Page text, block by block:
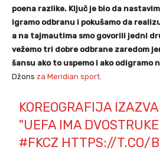
poena razlike. Ključ je bio da
igramo odbranu i pokušamo da
a na tajmautima smo govorili jedni
vežemo tri dobre odbrane zaredom
šansu ako to uspemo i ako odigramo
Džons za Meridian sport.
KOREOGRAFIJA
"UEFA IMA
#FKCZ HTTPS://T.CO/